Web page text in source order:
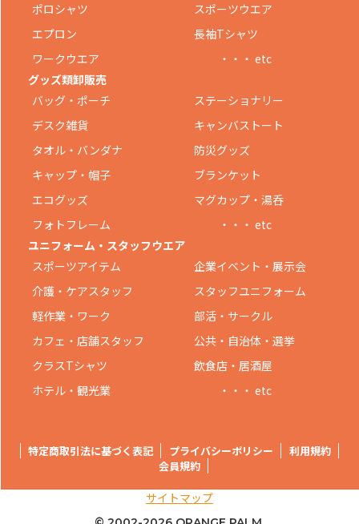
ポロシャツ
スポーツウエア
エプロン
長袖Tシャツ
ワークウエア
・・・ etc
グッズ類卸販売
バッグ・ポーチ
ステーショナリー
デスク雑貨
キャンバストート
タオル・バンダナ
防災グッズ
キャップ・帽子
ブランケット
エコグッズ
マグカップ・湯呑
フォトフレーム
・・・ etc
ユニフォーム・スタッフウエア
スポーツアイテム
企業イベント・展示会
介護・ケアスタッフ
スタッフユニフォーム
軽作業・ワーク
部活・サークル
カフェ・店舗スタッフ
公共・自治体・選挙
クラスTシャツ
飲食店・居酒屋
ホテル・観光業
・・・ etc
特定商取引法に基づく表記 プライバシーポリシー
利用規約
会員規約
サイトマップ